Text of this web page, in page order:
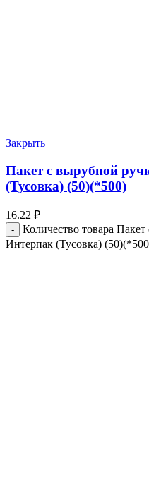
Закрыть
Пакет с вырубной
(Тусовка) (50)(*500)
16.22 ₽
Количество товара
Интерпак (Тусовка)